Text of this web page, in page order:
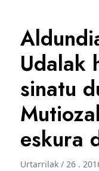
Udalak
sinatu
eskura
Urtarrilak / 26 .